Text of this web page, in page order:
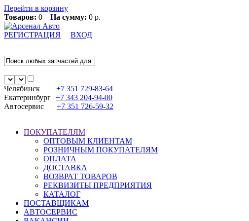
Перейти в корзину
Товаров: 0 На сумму: 0 р.
РЕГИСТРАЦИЯ ВХОД
Челябинск +7 351 729-83-64
Екатеринбург +7 343 204-94-00
Автосервис
+7 351 726-59-32
ПОКУПАТЕЛЯМ
ОПТОВЫМ КЛИЕНТАМ
РОЗНИЧНЫМ ПОКУПАТЕЛЯМ
ОПЛАТА
ДОСТАВКА
ВОЗВРАТ ТОВАРОВ
РЕКВИЗИТЫ ПРЕДПРИЯТИЯ
КАТАЛОГ
ПОСТАВЩИКАМ
АВТОСЕРВИС